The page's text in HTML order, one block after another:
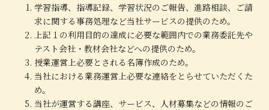
学習指導、指導記録、学習状況のご報告、進路相談、ご請
求に関する事務処理など当社サービスの提供のため。
上記１の利用目的の達成に必要な範囲内での業務委託先や
テスト会社・教材会社などへの提供のため。
授業運営上必要とされる名簿作成のため。
当社における業務運営上必要な連絡をとらせていただくた
め。
当社が運営する講座、サービス、人材募集などの情報のご